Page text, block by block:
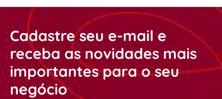
Cadastre seu e-mail e
receba as novidades mais
importantes para o seu
negócio